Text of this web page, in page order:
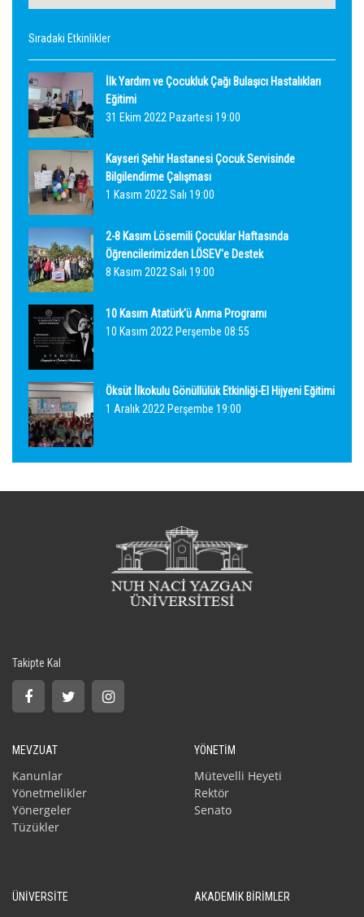
Sıradaki Etkinlikler
İlk Yardım ve Çocukluk Çağı Bulaşıcı Hastalıkları
Eğitimi
31 Ekim 2022 Pazartesi 19:00
Kayseri Şehir Hastanesi Çocuk Servisinde
Bilgilendirme Çalışması
1 Kasım 2022 Salı 19:00
2-8 Kasım Lösemili Çocuklar Haftasında
Öğrencilerimizden LÖSEV'e Destek
8 Kasım 2022 Salı 19:00
10 Kasım Atatürk'ü Anma Programı
10 Kasım 2022 Perşembe 08:55
Öksüt İlkokulu Gönüllülük Etkinliği-El Hijyeni Eğitimi
1 Aralık 2022 Perşembe 19:00
Takipte Kal
MEVZUAT
Kanunlar
Yönetmelikler
Yönergeler
Tüzükler
YÖNETİM
Mütevelli Heyeti
Rektör
Senato
ÜNİVERSİTE AKADEMİK BİRİMLER